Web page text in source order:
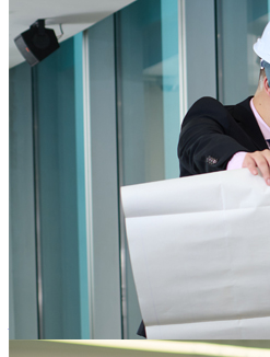
为企业核心业务发展